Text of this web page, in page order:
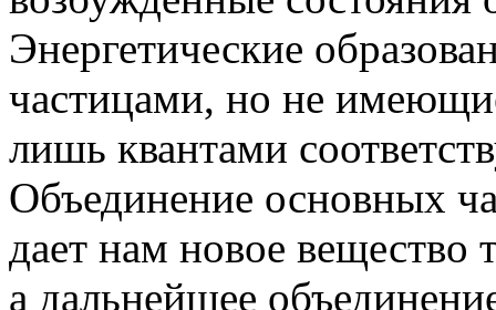
Энергетические
частицами, но не
лишь квантами
Объединение основных
дает нам новое вещество
а дальнейшее